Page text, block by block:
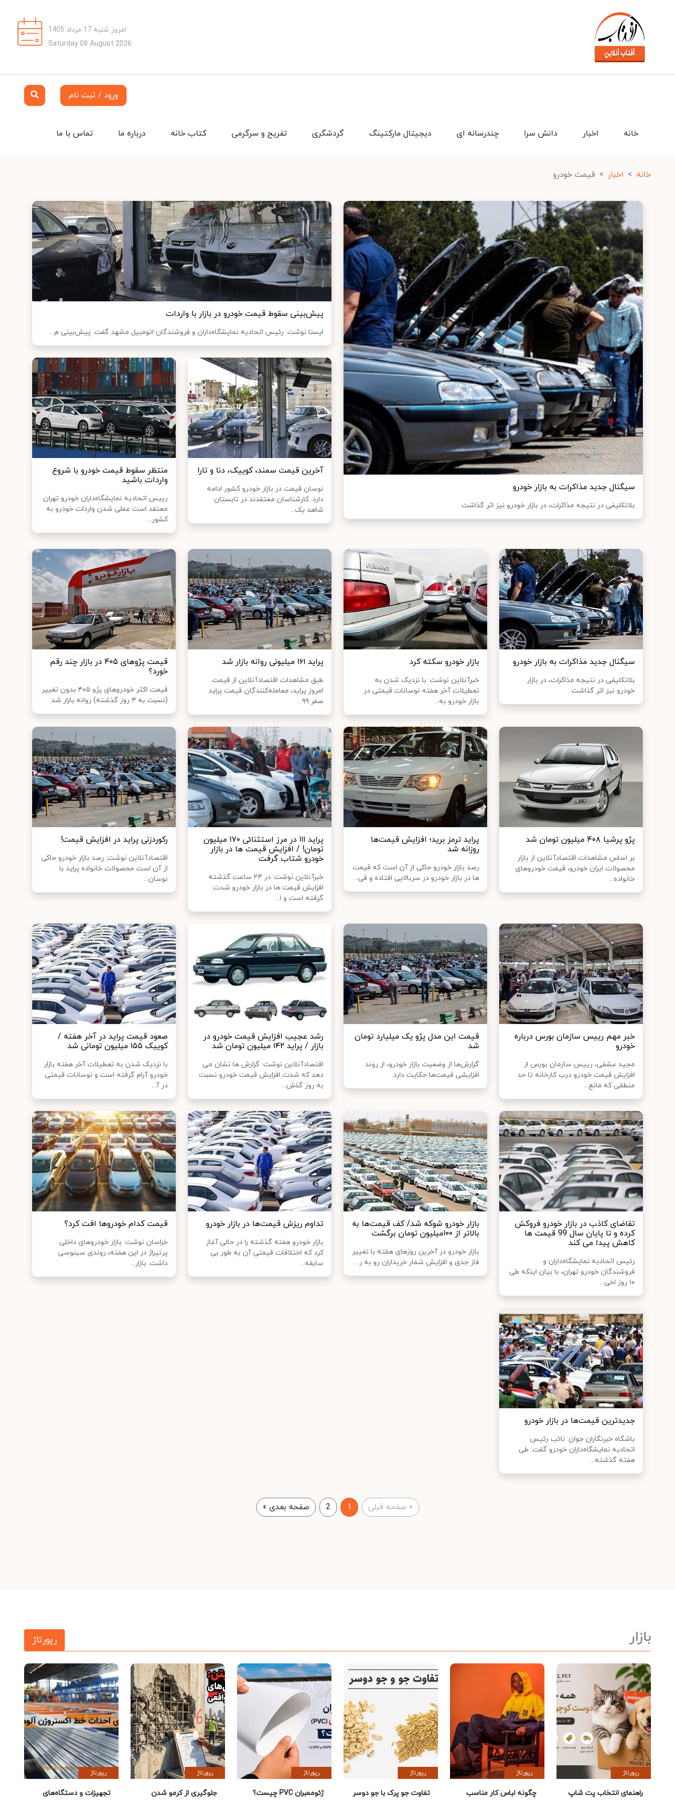
امروز شنبه 17 مرداد 1405
Saturday 08 August 2026
ورود / ثبت نام
تماس با ما درباره ما کتاب خانه تفریح و سرگرمی گردشگری دیجیتال مارکتینگ چندرسانه ای دانش سرا اخبار خانه
خانه اخبار قیمت خودرو
سیگنال جدید مذاکرات به بازار خودرو
بلاتکلیفی در نتیجه مذاکرات، در بازار خودرو نیز اثر گذاشت.
پیش‌بینی سقوط قیمت خودرو در بازار با واردات
ایسنا نوشت: رئیس اتحادیه نمایشگاه‌داران و فروشندگان اتومبیل مشهد گفت: پیش‌بینی م...
آخرین قیمت سمند، کوییک، دنا و تارا
نوسان قیمت در بازار خودرو کشور ادامه
دارد. کارشناسان معتقدند در تابستان
شاهد یک...
منتظر سقوط قیمت خودرو با شروع
واردات باشید
رییس اتحادیه نمایشگاه‌داران خودرو تهران
معتقد است عملی شدن واردات خودرو به
کشور...
سیگنال جدید مذاکرات به بازار خودرو
بلاتکلیفی در نتیجه مذاکرات، در بازار
خودرو نیز اثر گذاشت.
بازار خودرو سکته کرد
خبرآنلاین نوشت: با نزدیک شدن به
تعطیلات آخر هفته نوسانات قیمتی در
بازار خودرو به...
پراید ۱۶۱ میلیونی روانه بازار شد
طبق مشاهدات اقتصادآنلاین از قیمت
امروز پراید، معامله‌کنندگان قیمت پراید
صفر ۹۹...
قیمت پژوهای ۴۰۵ در بازار چند رقم
خورد؟
قیمت اکثر خودروهای پژو ۴۰۵ بدون تغییر
(نسبت به ۴ روز گذشته) روانه بازار شد.
پژو پرشیا ۴۰۸ میلیون تومان شد
بر اساس مشاهدات اقتصادآنلاین از بازار
محصولات ایران خودرو، قیمت خودروهای
خانواده...
پراید ترمز برید؛ افزایش قیمت‌ها
روزانه شد
رصد بازار خودرو حاکی از آن است که قیمت
ها در بازار خودرو در سربالایی افتاده و قی...
پراید ۱۱۱ در مرز استثنائی ١٧٠ میلیون
تومان! / افزایش قیمت ها در بازار
خودرو شتاب گرفت
خبرآنلاین نوشت: در ۲۴ ساعت گذشته
افزایش قیمت ها در بازار خودرو شدت
گرفته است و ا...
رکوردزنی پراید در افزایش قیمت!
اقتصادآنلاین نوشت: رصد بازار خودرو حاکی
از آن است محصولات خانواده پراید با
نوسان...
خبر مهم رییس سازمان بورس درباره
خودرو
مجید عشقی، رییس سازمان بورس از
افزایش قیمت خودرو درب کارخانه تا حد
منطقی که مانع...
قیمت این مدل پژو یک میلیارد تومان
شد
گزارش‌ها از وضعیت بازار خودرو، از روند
افزایشی قیمت‌ها حکایت دارد.
رشد عجیب افزایش قیمت خودرو در
بازار / پراید ۱۴۲ میلیون تومان شد
اقتصادآنلاین نوشت: گزارش ها نشان می
دهد که شدت افزایش قیمت خودرو نسبت
به روز گذش...
صعود قیمت پراید در آخر هفته /
کوییک ١۵۵ میلیون تومانی شد
با نزدیک شدن به تعطیلات آخر هفته بازار
خودرو آرام گرفته است و نوسانات قیمتی
در آ...
تقاضای کاذب در بازار خودرو فروکش
کرده و تا پایان سال 99 قیمت ها
کاهش پیدا می کند
رئیس اتحادیه نمایشگاه‌داران و
فروشندگان خودرو تهران، با بیان اینکه طی
۱۰ روز اخی...
بازار خودرو شوکه شد/ کف قیمت‌ها به
بالاتر از ۱۰۰میلیون تومان برگشت
بازار خودرو در آخرین روزهای هفته با تغییر
فاز جدی و افزایش شمار خریداران رو به ر...
تداوم ریزش قیمت‌ها در بازار خودرو
بازار خودرو هفته گذشته را در حالی آغاز
کرد که اختلافات قیمتی آن به طور بی
سابقه...
قیمت کدام خودروها افت کرد؟
خراسان نوشت: بازار خودروهای داخلی
پرتیراژ در این هفته، روندی سینوسی
داشت. بازار...
جدیدترین قیمت‌ها در بازار خودرو
باشگاه خبرنگاران جوان: نائب رئیس
اتحادیه نمایشگاه‌داران خودرو گفت: طی
هفته گذشته...
« صفحه قبلی 1
2 صفحه بعدی »
بازار رپورتاژ
رپورتاژ
راهنمای انتخاب پت شاپ
رپورتاژ
چگونه لباس کار مناسب
رپورتاژ
تفاوت جو پرک با جو دوسر
رپورتاژ
ژئوممبران PVC چیست؟
رپورتاژ
جلوگیری از کرمو شدن
رپورتاژ
تجهیزات و دستگاه‌های